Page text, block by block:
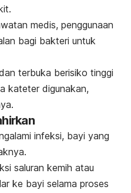
medis, penggunaan
bagi bakteri untuk
terbuka berisiko tinggi
kateter digunakan,
infeksi, bayi yang
saluran kemih atau
ke bayi selama proses